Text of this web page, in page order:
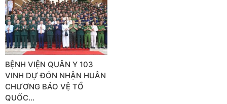
BỆNH VIỆN QUÂN Y 103
VINH DỰ ĐÓN NHẬN HUÂN
CHƯƠNG BẢO VỆ TỔ
QUỐC…